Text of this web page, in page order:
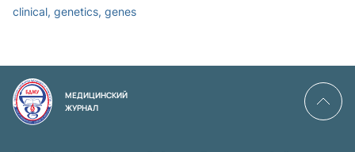
clinical, genetics, genes
МЕДИЦИНСКИЙ
ЖУРНАЛ